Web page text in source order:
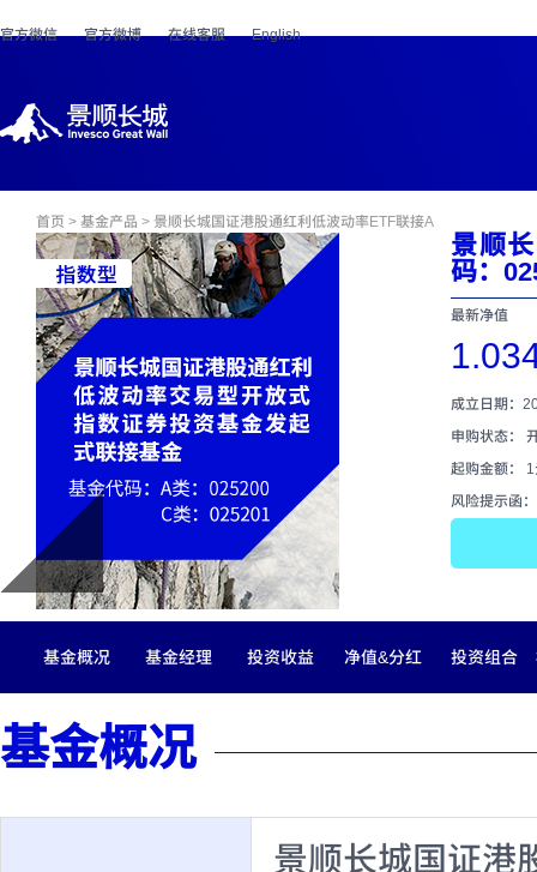
官方微信 官方微博 在线客服 English
首页 > 基金产品 > 景顺长城国证港股通红利低波动率ETF联接A
景顺
码：
最新净值
成立日期：
申购状态：
起购金额：
风险提示函：
基金概况 基金经理 投资收益 净值&分红 投资组合
基金概况
景顺长城国证港